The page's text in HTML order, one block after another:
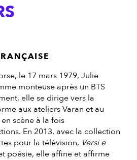
le 17 mars 1979, Julie
monteuse après un BTS
elle se dirige vers la
aux ateliers Varan et au
scène à la fois
En 2013, avec la collection
pour la télévision, Versi e
poésie, elle affine et affirme